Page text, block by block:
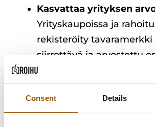
Consent Details
Kasvattaa yrityksen
Yrityskaupoissa ja
rekisteröity tavaramerkki
siirrettävä ja arvostettu
Ilman asianmukaista suojaa
jos joku toinen rekisteröi
sinua, voit joutua kalliiseen